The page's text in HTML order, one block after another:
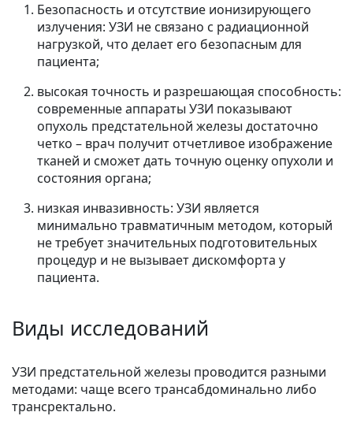
Безопасность и отсутствие ионизирующего
излучения: УЗИ не связано с радиационной
нагрузкой, что делает его безопасным для
пациента;
высокая точность и разрешающая способность:
современные аппараты УЗИ показывают
опухоль предстательной железы достаточно
четко – врач получит отчетливое изображение
тканей и сможет дать точную оценку опухоли и
состояния органа;
низкая инвазивность: УЗИ является
минимально травматичным методом, который
не требует значительных подготовительных
процедур и не вызывает дискомфорта у
пациента.
Виды исследований
УЗИ предстательной железы проводится разными
методами: чаще всего трансабдоминально либо
трансректально.